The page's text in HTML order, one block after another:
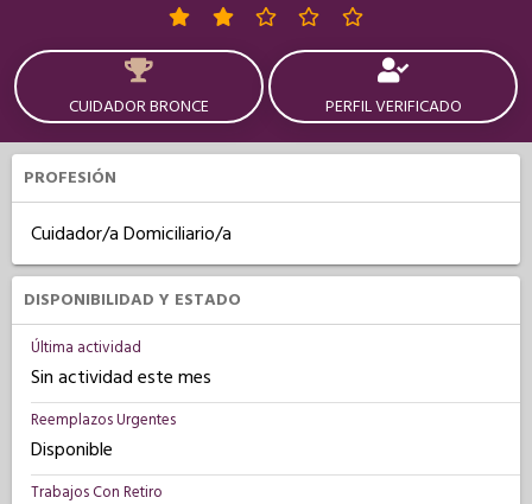
CUIDADOR BRONCE PERFIL VERIFICADO
PROFESIÓN
Cuidador/a Domiciliario/a
DISPONIBILIDAD Y ESTADO
Última actividad
Sin actividad este mes
Reemplazos Urgentes
Disponible
Trabajos Con Retiro